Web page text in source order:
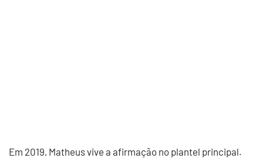
Em 2019, Matheus vive a afirmação no plantel principal.